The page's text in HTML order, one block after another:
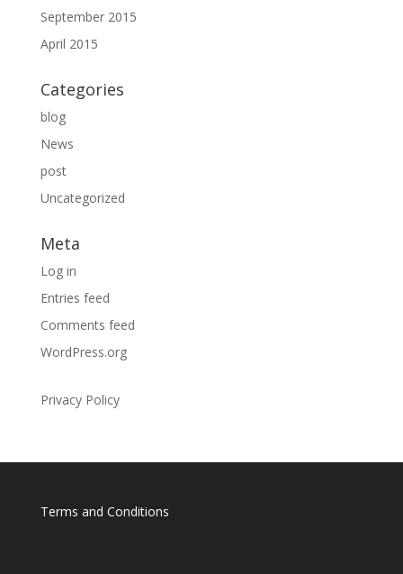
September 2015
April 2015
Categories
blog
News
post
Uncategorized
Meta
Log in
Entries feed
Comments feed
WordPress.org
Privacy Policy
Terms and Conditions